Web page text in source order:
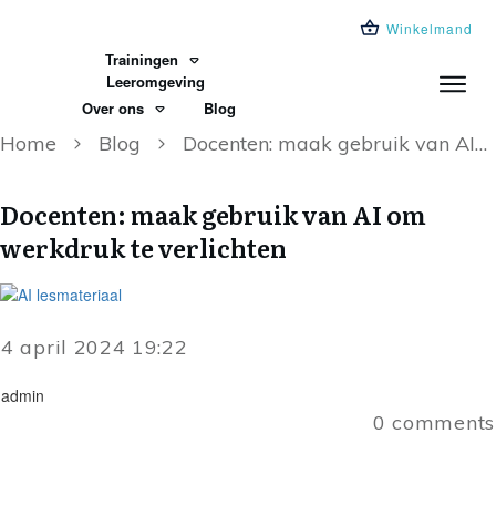
Winkelmand
Trainingen
Leeromgeving
Over ons
Blog
Home Blog Docenten: maak gebruik van AI om werkdruk te verlichten
Docenten: maak gebruik van AI om
werkdruk te verlichten
4 april 2024 19:22
admin
0 comments